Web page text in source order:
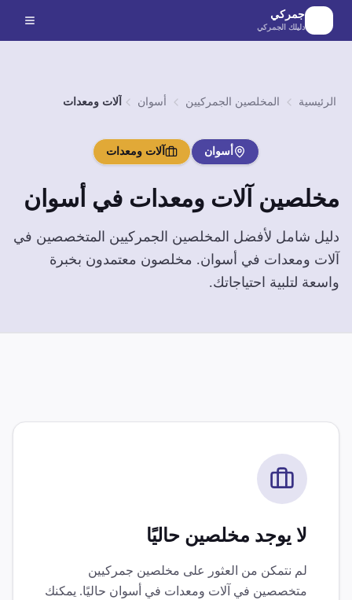
الانتقال إلى المحتوى الرئيسي
جمركي
دليلك الجمركي
الرئيسية المخلصين الجمركيين أسوان آلات ومعدات
أسوان آلات ومعدات
مخلصين آلات ومعدات في أسوان
دليل شامل لأفضل المخلصين الجمركيين المتخصصين في
آلات ومعدات في أسوان. مخلصون معتمدون بخبرة
واسعة لتلبية احتياجاتك.
لا يوجد مخلصين حاليًا
لم نتمكن من العثور على مخلصين جمركيين
متخصصين في آلات ومعدات في أسوان حاليًا. يمكنك